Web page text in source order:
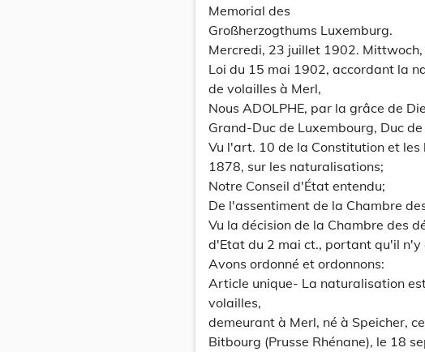
Memorial des
Großherzogthums Luxemburg.
Mercredi, 23 juillet 1902. Mittwoch,
Loi du 15 mai 1902, accordant la
de volailles à Merl,
Nous ADOLPHE, par la grâce de
Grand-Duc de Luxembourg, Duc
Vu l'art. 10 de la Constitution et
1878, sur les naturalisations;
Notre Conseil d'État entendu;
De l'assentiment de la Chambre
Vu la décision de la Chambre des
d'Etat du 2 mai ct., portant qu'il n'y
Avons ordonné et ordonnons:
Article unique- La naturalisation
volailles,
demeurant à Merl, né à Speicher,
Bitbourg (Prusse Rhénane), le 18